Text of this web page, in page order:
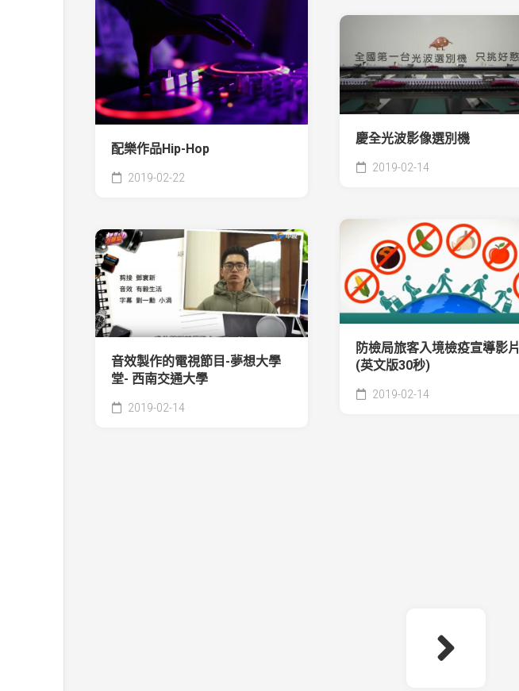
配樂作品Hip-Hop
2019-02-22
慶全光波影像選別機
2019-02-14
防檢局旅客入境檢疫宣導影片
(英文版30秒)
2019-02-14
音效製作的電視節目-夢想大學
堂- 西南交通大學
2019-02-14